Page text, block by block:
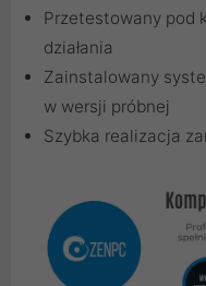
Przetestowany pod
działania
Zainstalowany
w wersji próbnej
Szybka realizacja